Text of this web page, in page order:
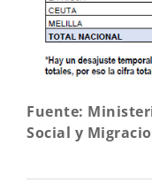
Fuente:
Social y